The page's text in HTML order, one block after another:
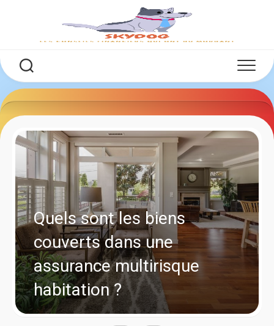
Quels sont les biens
couverts dans une
assurance multirisque
habitation ?